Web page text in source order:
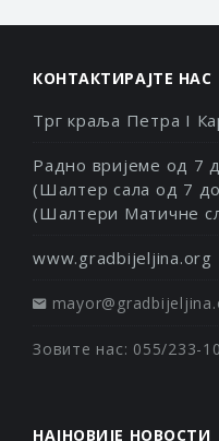
КОНТАКТИРАЈТЕ НАС
Трг краља Петра I
Радно вријеме од 7
(Шалтер сала од 7
(Шалтери Матичне
www.gradbijeljina.org
Зовите нас: 055/233-
НАЈНОВИЈЕ НОВОСТИ